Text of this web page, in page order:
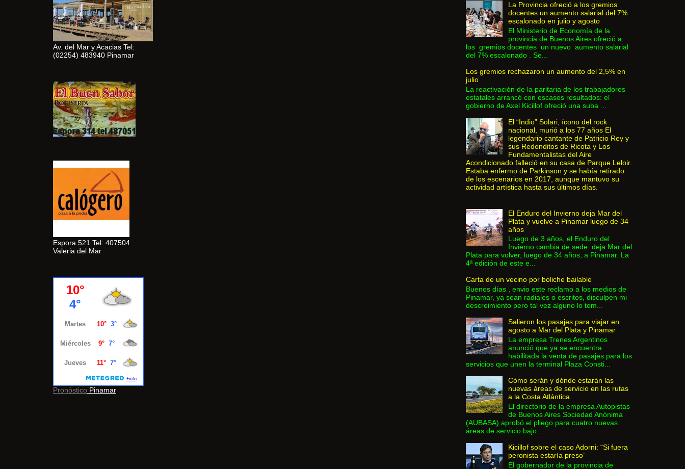
Av. del Mar y Acacias Tel:
(02254) 483940 Pinamar
Espora 521 Tel: 407504
Valeria del Mar
Pronóstico Pinamar
La Provincia ofreció a los gremios
docentes un aumento salarial del 7%
escalonado en julio y agosto
El Ministerio de Economía de la
provincia de Buenos Aires ofreció a
los gremios docentes un nuevo aumento salarial
del 7% escalonado . Se...
Los gremios rechazaron un aumento del 2,5% en
julio
La reactivación de la paritaria de los trabajadores
estatales arrancó con escasos resultados: el
gobierno de Axel Kicillof ofreció una suba ...
El “Indio” Solari, ícono del rock
nacional, murió a los 77 años El
legendario cantante de Patricio Rey y
sus Redonditos de Ricota y Los
Fundamentalistas del Aire
Acondicionado falleció en su casa de Parque Leloir.
Estaba enfermo de Parkinson y se había retirado
de los escenarios en 2017, aunque mantuvo su
actividad artística hasta sus últimos días.
El Enduro del Invierno deja Mar del
Plata y vuelve a Pinamar luego de 34
años
Luego de 3 años, el Enduro del
Invierno cambia de sede: deja Mar del
Plata para volver, luego de 34 años, a Pinamar. La
4ª edición de este e...
Carta de un vecino por boliche bailable
Buenos días , envio este reclamo a los medios de
Pinamar, ya sean radiales o escritos, disculpen mi
descreimiento pero tal vez alguno lo tom...
Salieron los pasajes para viajar en
agosto a Mar del Plata y Pinamar
La empresa Trenes Argentinos
anunció que ya se encuentra
habilitada la venta de pasajes para los
servicios que unen la terminal Plaza Consti...
Cómo serán y dónde estarán las
nuevas áreas de servicio en las rutas
a la Costa Atlántica
El directorio de la empresa Autopistas
de Buenos Aires Sociedad Anónima
(AUBASA) aprobó el pliego para cuatro nuevas
áreas de servicio bajo ...
Kicillof sobre el caso Adorni: “Si fuera
peronista estaría preso”
El gobernador de la provincia de